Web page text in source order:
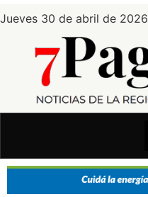
Jueves 30 de abril de 2026